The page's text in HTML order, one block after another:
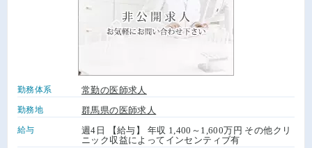
勤務体系 常勤の医師求人
勤務地 群馬県の医師求人
給与
週4日 【給与】 年収 1,400～1,600万円 その他クリ
ニック収益によってインセンティブ有